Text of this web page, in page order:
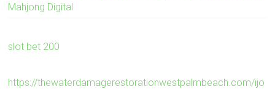
Mahjong Digital
slot bet 200
https://thewaterdamagerestorationwestpalmbeach.com/ijo